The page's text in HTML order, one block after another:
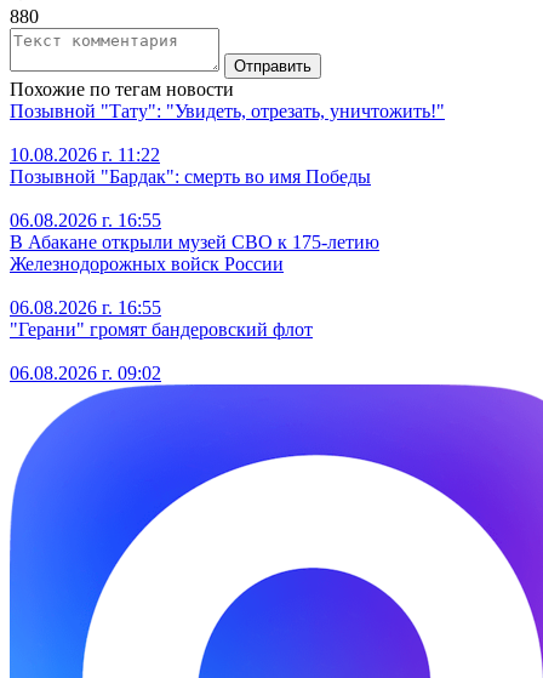
880
Отправить
Похожие по тегам новости
Позывной "Тату": "Увидеть, отрезать, уничтожить!"
10.08.2026 г. 11:22
Позывной "Бардак": смерть во имя Победы
06.08.2026 г. 16:55
В Абакане открыли музей СВО к 175-летию
Железнодорожных войск России
06.08.2026 г. 16:55
"Герани" громят бандеровский флот
06.08.2026 г. 09:02